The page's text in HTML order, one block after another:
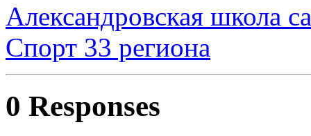
Александровская школа
Спорт 33 региона
0 Responses